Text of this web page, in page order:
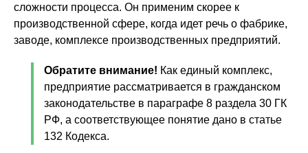
сложности процесса. Он применим скорее к
производственной сфере, когда идет речь о фабрике,
заводе, комплексе производственных предприятий.
Обратите внимание! Как единый комплекс,
предприятие рассматривается в гражданском
законодательстве в параграфе 8 раздела 30 ГК
РФ, а соответствующее понятие дано в статье
132 Кодекса.